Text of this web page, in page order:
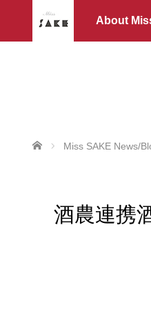
About
ホーム Miss SAKE News/
酒農連携